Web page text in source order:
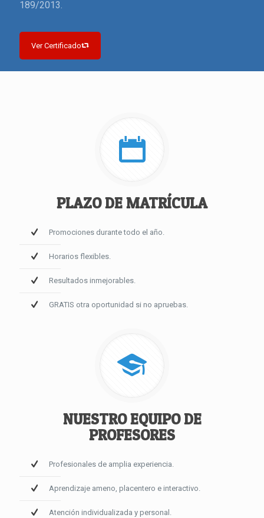
189/2013.
Ver Certificado
PLAZO DE MATRÍCULA
Promociones durante todo el año.
Horarios flexibles.
Resultados inmejorables.
GRATIS otra oportunidad si no apruebas.
NUESTRO EQUIPO DE
PROFESORES
Profesionales de amplia experiencia.
Aprendizaje ameno, placentero e interactivo.
Atención individualizada y personal.